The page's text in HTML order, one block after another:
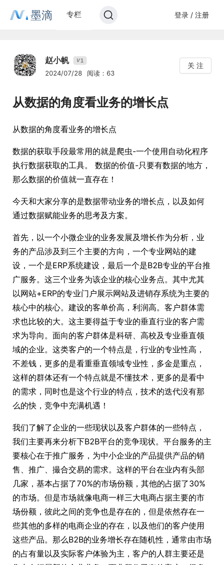
墨滴 专栏 登录 / 注册
赵小帆 V1
2024/07/28 阅读：63
关 注
从数据的角度看业务的增长点
从数据的角度看业务的增长点
数据的获取手段最常用的就是爬虫-一个使用自动化程序
执行数据获取的工具。 数据的价值-只要有数据的地方，
那么数据的价值就一直存在！
今天和大家分享的是数据带动业务的增长点，以及如何
通过数据赋能业务的思考及方案。
首先，以一个小微企业的业务发展及增长作为分析，业
务的产品涉及到三个主要的方向，一个专业网站的建
设，一个是ERP系统建设，最后一个是B2B专业的平台推
广服务。这三个业务为该企业的核心业务点。其中尤其
以网站+ERP的专业门户展示网站及进销存系统为主要的
核心中的核心。建设的客单价高，利润高。客户群体需
求也比较的大。这主要得益于专业的垂直行业的客户需
求为导向。面向的客户群体是科研、高校及专业垂直领
域的企业。这类客户的一个特点是，行业的专业性高，
不差钱，更多的是看重垂直领域专业性，多金是重点，
这样的群体还有一个特点就是不懂技术，更多的是看中
的需求，同时也是这个行业的特点，技术的迭代没有那
么的快，竞争中充满机遇！
我们了解了企业的一些现状以及客户群体的一些特点，
我们主要再来分析下B2B平台的竞争现状。平台服务的主
要核心在于推广服务，为中小企业的产品提供产品的销
售、推广、撮合交易的需求。这样的平台在业内有头部
几家，基本占据了70%的市场份额，其他的占据了30%
的市场。但是市场就像电商一样三大电商占据主要的市
场份额，彼此之间的竞争也是存在的，但是依然存在一
些其他的多样的电商企业的存在，以及他们的客户使用
这些产品。那么B2B的业务增长存在随机性，通常由市场
的占有量以及实际客户体验为主，客户的人群主要还是